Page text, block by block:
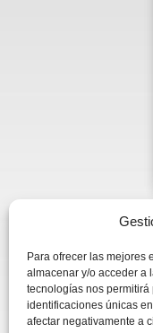
Para ofrecer las mejores
almacenar y/o acceder a
tecnologías nos
identificaciones únicas
afectar negativamente a